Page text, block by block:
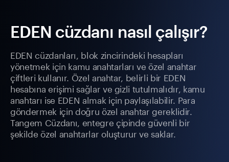
EDEN cüzdanı nasıl çalışır?
EDEN cüzdanları, blok zincirindeki hesapları
yönetmek için kamu anahtarları ve özel anahtar
çiftleri kullanır. Özel anahtar, belirli bir EDEN
hesabına erişimi sağlar ve gizli tutulmalıdır, kamu
anahtarı ise EDEN almak için paylaşılabilir. Para
göndermek için doğru özel anahtar gereklidir.
Tangem Cüzdanı, entegre çipinde güvenli bir
şekilde özel anahtarlar oluşturur ve saklar.